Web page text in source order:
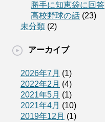
勝手に知恵袋に回答
高校野球の話 (23)
未分類 (2)
アーカイブ
2026年7月 (1)
2022年2月 (4)
2021年5月 (1)
2021年4月 (10)
2019年12月 (1)